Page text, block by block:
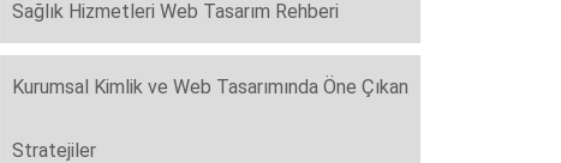
Sağlık Hizmetleri Web Tasarım Rehberi
Kurumsal Kimlik ve Web Tasarımında Öne Çıkan
Stratejiler